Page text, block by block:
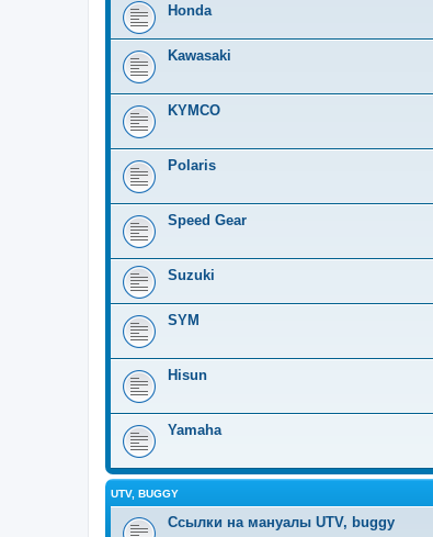
Honda
Kawasaki
KYMCO
Polaris
Speed Gear
Suzuki
SYM
Hisun
Yamaha
UTV, BUGGY
Ссылки на мануалы UTV, buggy